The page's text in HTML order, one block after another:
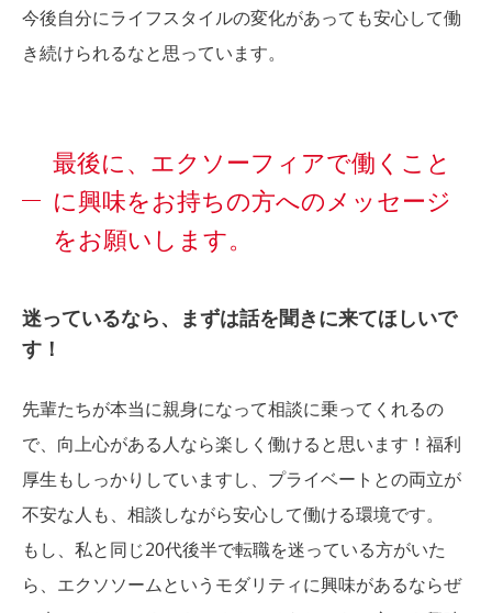
今後自分にライフスタイルの変化があっても安心して働
き続けられるなと思っています。
最後に、エクソーフィアで働くこと
に興味をお持ちの方へのメッセージ
をお願いします。
迷っているなら、まずは話を聞きに来てほしいで
す！
先輩たちが本当に親身になって相談に乗ってくれるの
で、向上心がある人なら楽しく働けると思います！福利
厚生もしっかりしていますし、プライベートとの両立が
不安な人も、相談しながら安心して働ける環境です。
もし、私と同じ20代後半で転職を迷っている方がいた
ら、エクソソームというモダリティに興味があるならぜ